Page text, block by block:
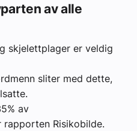
av alle
skjelettplager er veldig
sliter med dette,
av
Risikobilde.